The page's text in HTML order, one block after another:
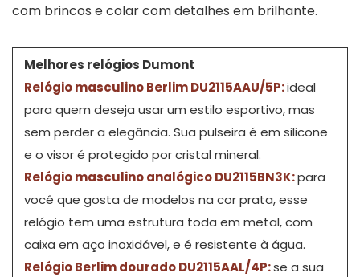
com brincos e colar com detalhes em brilhante.
Melhores relógios Dumont
Relógio masculino Berlim DU2115AAU/5P:ideal
para quem deseja usar um estilo esportivo, mas
sem perder a elegância. Sua pulseira é em silicone
e o visor é protegido por cristal mineral.
Relógio masculino analógico DU2115BN3K:para
você que gosta de modelos na cor prata, esse
relógio tem uma estrutura toda em metal, com
caixa em aço inoxidável, e é resistente à água.
Relógio Berlim dourado DU2115AAL/4P:se a sua